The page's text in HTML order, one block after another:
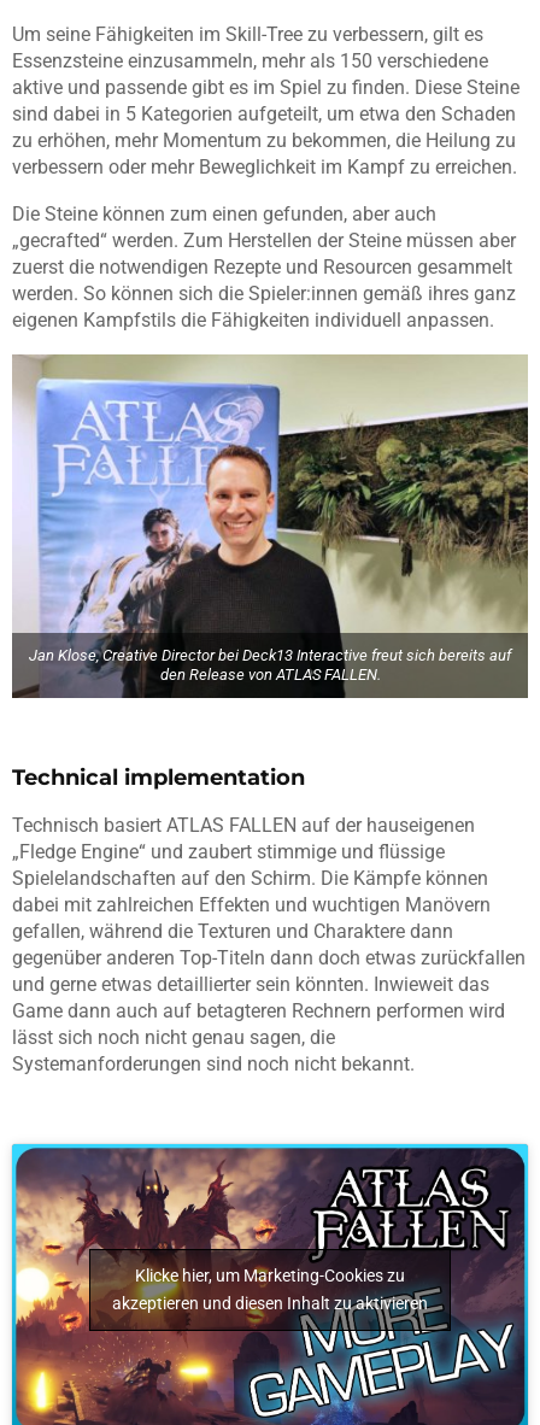
Um seine Fähigkeiten im Skill-Tree zu verbessern, gilt es
Essenzsteine einzusammeln, mehr als 150 verschiedene
aktive und passende gibt es im Spiel zu finden. Diese Steine
sind dabei in 5 Kategorien aufgeteilt, um etwa den Schaden
zu erhöhen, mehr Momentum zu bekommen, die Heilung zu
verbessern oder mehr Beweglichkeit im Kampf zu erreichen.
Die Steine können zum einen gefunden, aber auch
„gecrafted“ werden. Zum Herstellen der Steine müssen aber
zuerst die notwendigen Rezepte und Resourcen gesammelt
werden. So können sich die Spieler:innen gemäß ihres ganz
eigenen Kampfstils die Fähigkeiten individuell anpassen.
Jan Klose, Creative Director bei Deck13 Interactive freut sich bereits auf
den Release von ATLAS FALLEN.
Technical implementation
Technisch basiert ATLAS FALLEN auf der hauseigenen
„Fledge Engine“ und zaubert stimmige und flüssige
Spielelandschaften auf den Schirm. Die Kämpfe können
dabei mit zahlreichen Effekten und wuchtigen Manövern
gefallen, während die Texturen und Charaktere dann
gegenüber anderen Top-Titeln dann doch etwas zurückfallen
und gerne etwas detaillierter sein könnten. Inwieweit das
Game dann auch auf betagteren Rechnern performen wird
lässt sich noch nicht genau sagen, die
Systemanforderungen sind noch nicht bekannt.
Klicke hier, um Marketing-Cookies zu
akzeptieren und diesen Inhalt zu aktivieren